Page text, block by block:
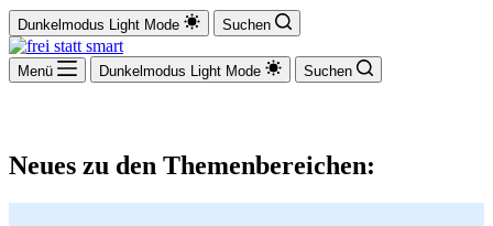
Dunkelmodus Light Mode Suchen
Menü Dunkelmodus Light Mode Suchen
Neues zu den Themenbereichen: